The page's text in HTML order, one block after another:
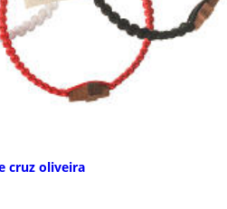
cruz oliveira